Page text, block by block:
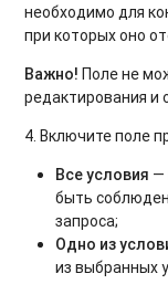
необходимо для
при которых оно
Важно!Поле не
редактирования и
4. Включите поле
Все условия —
быть
запроса;
Одно из
из выбранных